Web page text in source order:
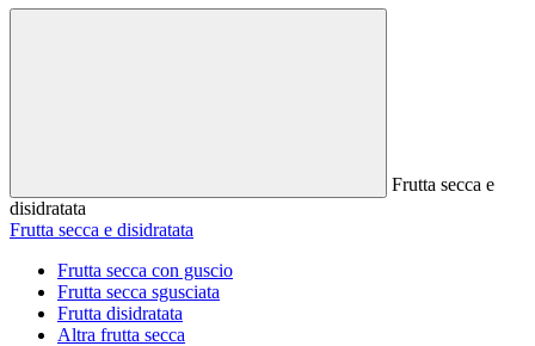
Frutta secca e
disidratata
Frutta secca e disidratata
Frutta secca con guscio
Frutta secca sgusciata
Frutta disidratata
Altra frutta secca